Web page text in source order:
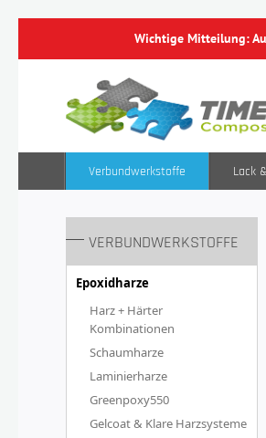
Wichtige Mitteilung:
Verbundwerkstoffe Lack
VERBUNDWERKSTOFFE
Epoxidharze
Harz + Härter
Kombinationen
Schaumharze
Laminierharze
Greenpoxy550
Gelcoat & Klare Harzsysteme